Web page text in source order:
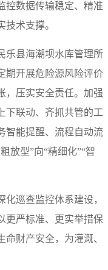
控数据传输稳定、精准
术支撑。
乐县海潮坝水库管理所
期开展危险源风险评价
，压实安全责任。加强
下联动、齐抓共管的工
智能提醒、流程自动流
放型”向“精细化”“智
巡查监控体系建设，
更严标准、更实举措保
财产安全，为灌溉、